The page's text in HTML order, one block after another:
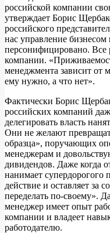
российской компании
утверждает Борис
российского
нас управление
персонифицировано. Все
компании.
менеджмента зависит от
ему нужно, а что нет».
Фактически Борис
российских компаний
делегировать власть
Они не желают
образца», поручающих
менеджерам и
дивидендов. Даже когда
нанимает супердорогого
действие и оставляет за
переделать по-своему».
менеджер имеет опыт
компании и владеет
работодателю.